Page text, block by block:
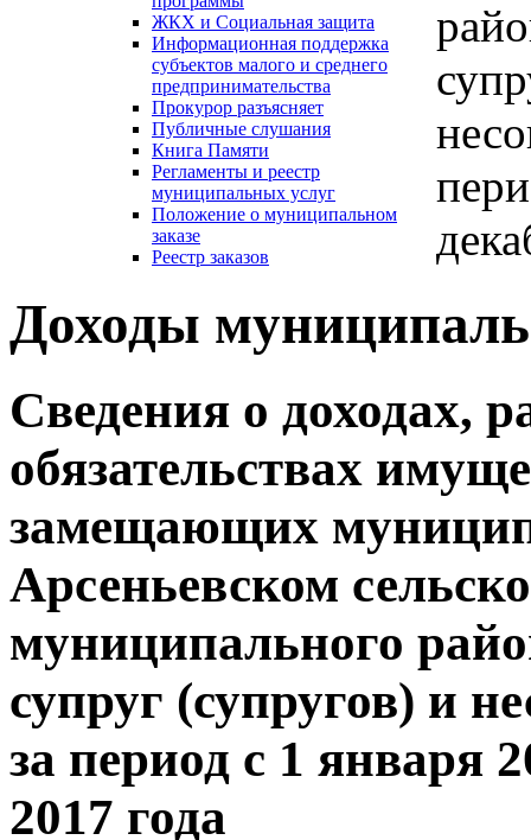
ЖКХ и Социальная защита
Информационная поддержка
субъектов малого и среднего
предпринимательства
Прокурор разъясняет
Публичные слушания
Книга Памяти
Регламенты и реестр
муниципальных услуг
Положение о муниципальном
заказе
Реестр заказов
Доходы
Сведения о доходах,
обязательствах
замещающих
Арсеньевском
муниципального
супруг (супругов) и
за период с 1 января
2017 года